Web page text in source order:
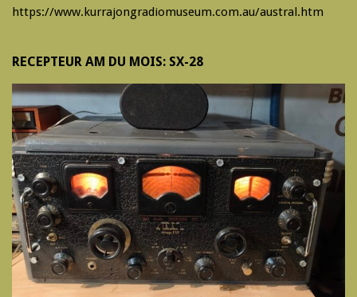
https://www.kurrajongradiomuseum.com.au/austral.htm
RECEPTEUR AM DU MOIS: SX-28